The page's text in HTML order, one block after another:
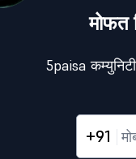
मोफत
5paisa
+91